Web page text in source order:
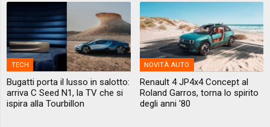
TECH
Bugatti porta il lusso in salotto:
arriva C Seed N1, la TV che si
ispira alla Tourbillon
NOVITÀ AUTO
Renault 4 JP4x4 Concept al
Roland Garros, torna lo spirito
degli anni '80